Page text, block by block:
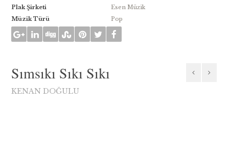
Plak Şirketi
Esen Müzik
Müzik Türü
Pop
Sımsıkı Sıkı Sıkı
KENAN DOĞULU